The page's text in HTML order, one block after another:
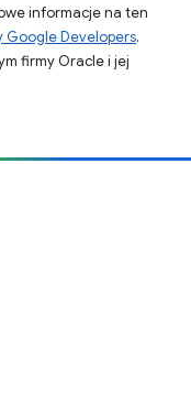
informacje na ten
Google Developers.
firmy Oracle i jej